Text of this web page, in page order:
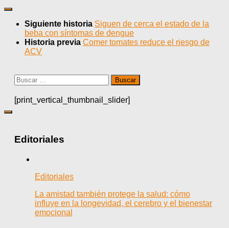
Siguiente historia Siguen de cerca el estado de la
beba con síntomas de dengue
Historia previa Comer tomates reduce el riesgo de
ACV
Buscar:
[print_vertical_thumbnail_slider]
Editoriales
Editoriales
La amistad también protege la salud: cómo
influye en la longevidad, el cerebro y el bienestar
emocional